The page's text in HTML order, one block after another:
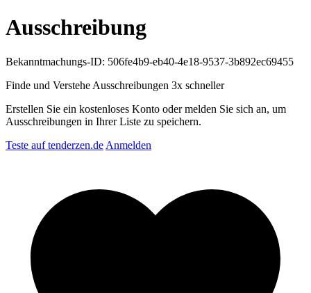
Ausschreibung
Bekanntmachungs-ID: 506fe4b9-eb40-4e18-9537-3b892ec69455
Finde und Verstehe Ausschreibungen 3x schneller
Erstellen Sie ein kostenloses Konto oder melden Sie sich an, um
Ausschreibungen in Ihrer Liste zu speichern.
Teste auf tenderzen.de Anmelden